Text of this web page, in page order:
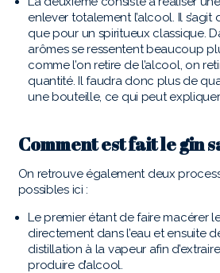
enlever totalement l’alcool. Il
que pour un spiritueux classique.
arômes se ressentent beaucoup
comme l’on retire de l’alcool, on
quantité. Il faudra donc plus de
une bouteille, ce qui peut
Comment est fait le gin
On retrouve également deux
possibles ici :
Le premier étant de faire macérer
directement dans l’eau et ensuite
distillation à la vapeur afin
produire d’alcool.